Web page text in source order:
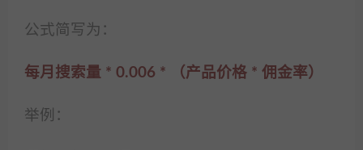
公式简写为：
每月搜索量 * 0.006 * （产品价格 * 佣金率）
举例：